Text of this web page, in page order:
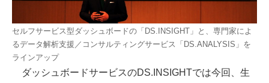
セルフサービス型ダッシュボードの「DS.INSIGHT」と、専門家によ
るデータ解析支援／コンサルティングサービス「DS.ANALYSIS」を
ラインアップ
ダッシュボードサービスのDS.INSIGHTでは今回、生